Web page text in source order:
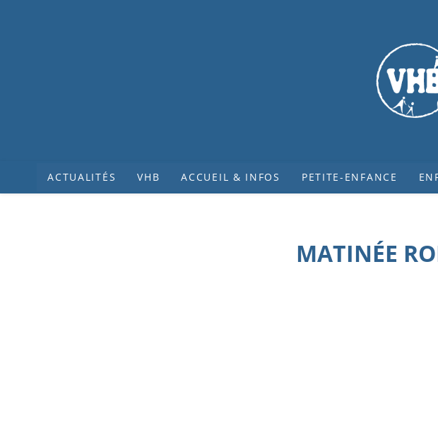
ACTUALITÉS VHB ACCUEIL & INFOS PETITE-ENFANCE
MATINÉE